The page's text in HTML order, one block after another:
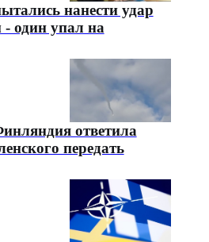
нанести удар
один упал на
ответила
передать